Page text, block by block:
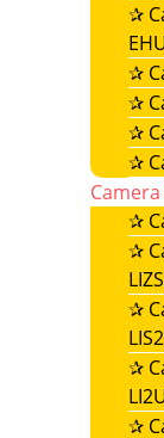
✰
✰
✰
✰
✰
✰
✰
✰
✰
✰